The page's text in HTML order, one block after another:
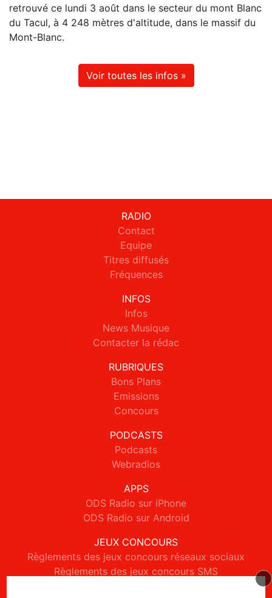
retrouvé ce lundi 3 août dans le secteur du mont Blanc
du Tacul, à 4 248 mètres d'altitude, dans le massif du
Mont-Blanc.
Voir toutes les infos »
RADIO
Contact
Equipe
Titres diffusés
Fréquences
INFOS
Infos
News Musique
Contacter la rédac
RUBRIQUES
Bons Plans
Emissions
Concours
PODCASTS
Podcasts
Webradios
APPS
ODS Radio sur iPhone
ODS Radio sur Android
JEUX CONCOURS
Règlements des jeux concours réseaux sociaux
Règlements des jeux concours SMS